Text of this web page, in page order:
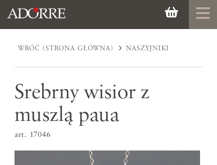
WRÓĆ (STRONA GŁÓWNA) NASZYJNIKI
Srebrny wisior z
muszlą paua
art. 17046